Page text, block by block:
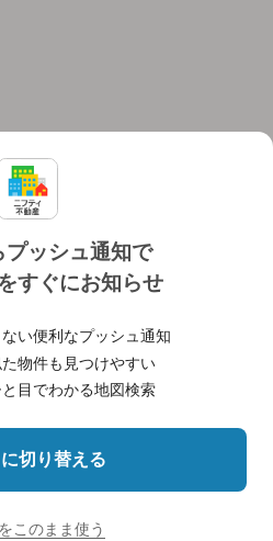
プッシュ通知で
すぐにお知らせ
い便利なプッシュ通知
物件も見つけやすい
目でわかる地図検索
切り替える
このまま使う
リシー 利用規約
合わせ 採用情報
Co., Ltd.